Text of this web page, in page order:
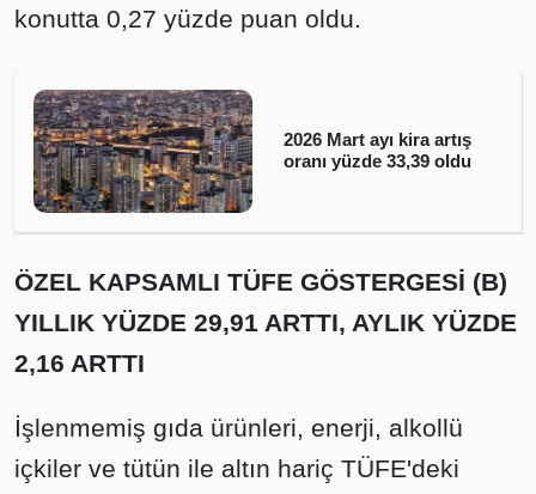
konutta 0,27 yüzde puan oldu.
2026 Mart ayı kira artış
oranı yüzde 33,39 oldu
ÖZEL KAPSAMLI TÜFE GÖSTERGESİ (B)
YILLIK YÜZDE 29,91 ARTTI, AYLIK YÜZDE
2,16 ARTTI
İşlenmemiş gıda ürünleri, enerji, alkollü
içkiler ve tütün ile altın hariç TÜFE'deki